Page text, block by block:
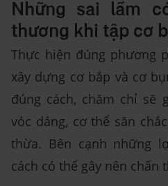
Những sai lầm
thương khi tập cơ
Thực hiện đúng phương
xây dựng cơ bắp và cơ
đúng cách, chăm chỉ sẽ
vóc dáng, cơ thể săn
thừa. Bên cạnh những
cách có thể gây nên chấn